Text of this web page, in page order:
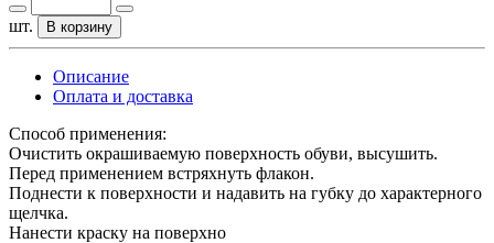
шт. В корзину
Описание
Оплата и доставка
Способ применения:
Очистить окрашиваемую поверхность обуви, высушить.
Перед применением встряхнуть флакон.
Поднести к поверхности и надавить на губку до характерного
щелчка.
Нанести краску на поверхно